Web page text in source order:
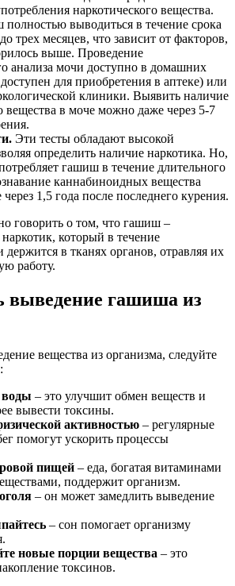
наркотического вещества.
выводиться в течение срока
трех месяцев, что зависит от факторов,
выше. Проведение
анализа мочи доступно в домашних
для приобретения в аптеке) или
клиники. Выявить наличие
вещества в моче можно даже через 5-7
Эти тесты обладают высокой
определить наличие наркотика. Но,
гашиш в течение длительного
каннабиноидных вещества
1,5 года после последнего курения.
говорить о том, что гашиш –
который в течение
держится в тканях органов, отравляя их
работу.
выведение гашиша из
вещества из организма, следуйте
воды – это улучшит обмен веществ и
вывести токсины.
активностью – регулярные
помогут ускорить процессы
пищей – еда, богатая витаминами
поддержит организм.
– он может замедлить выведение
– сон помогает организму
новые порции вещества – это
токсинов.